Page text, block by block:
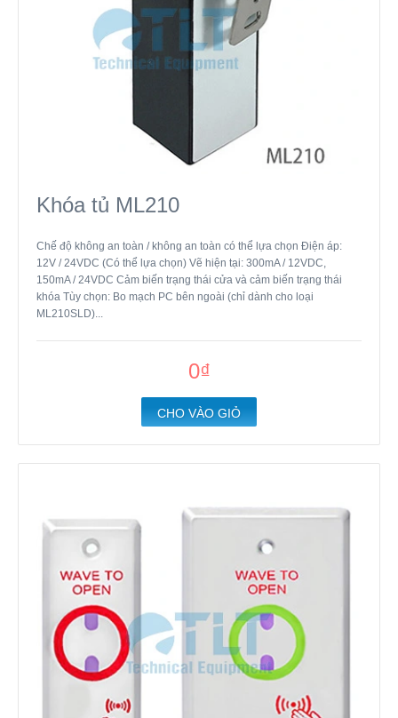
Khóa tủ ML210
Chế độ không an toàn / không an toàn có thể lựa chọn Điện áp:
12V / 24VDC (Có thể lựa chọn) Vẽ hiện tại: 300mA / 12VDC,
150mA / 24VDC Cảm biến trạng thái cửa và cảm biến trạng thái
khóa Tùy chọn: Bo mạch PC bên ngoài (chỉ dành cho loại
ML210SLD)...
0₫
CHO VÀO GIỎ